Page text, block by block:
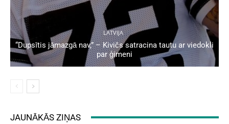
LATVIJA
“Dupsītis jāmazgā nav,” – Kivičs satracina tautu ar viedokli
par ģimeni
JAUNĀKĀS ZIŅAS